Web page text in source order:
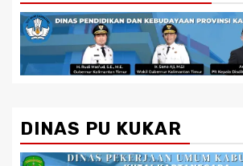
DINAS PU KUKAR